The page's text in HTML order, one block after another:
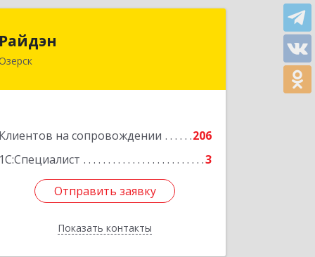
Райдэн
Клиентов на сопровождении
206
1С:Специалист
3
Отправить заявку
Показать контакты
456783, Челябинская обл, Озерск г,
Отправить заявку
Назад